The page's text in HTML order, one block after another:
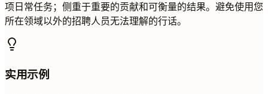
项日常任务；侧重于重要的贡献和可衡量的结果。避免使用您
所在领域以外的招聘人员无法理解的行话。
实用示例